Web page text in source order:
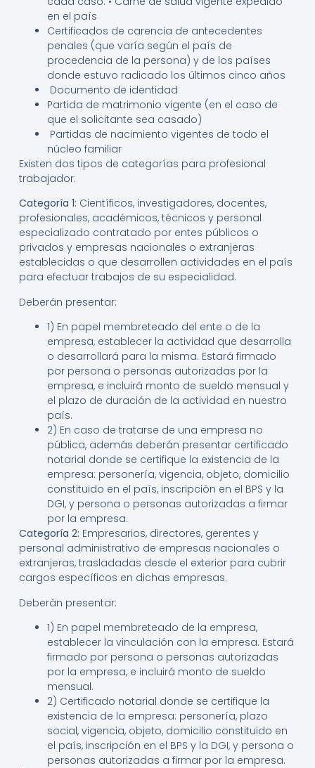
en el país
Certificados de carencia de antecedentes
penales (que varía según el país de
procedencia de la persona) y de los países
donde estuvo radicado los últimos cinco años
Documento de identidad
Partida de matrimonio vigente (en el caso de
que el solicitante sea casado)
Partidas de nacimiento vigentes de todo el
núcleo familiar
Existen dos tipos de categorías para profesional
trabajador:
Categoría 1: Científicos, investigadores, docentes,
profesionales, académicos, técnicos y personal
especializado contratado por entes públicos o
privados y empresas nacionales o extranjeras
establecidas o que desarrollen actividades en el país
para efectuar trabajos de su especialidad.
Deberán presentar:
1) En papel membreteado del ente o de la
empresa, establecer la actividad que desarrolla
o desarrollará para la misma. Estará firmado
por persona o personas autorizadas por la
empresa, e incluirá monto de sueldo mensual y
el plazo de duración de la actividad en nuestro
país.
2) En caso de tratarse de una empresa no
pública, además deberán presentar certificado
notarial donde se certifique la existencia de la
empresa: personería, vigencia, objeto, domicilio
constituido en el país, inscripción en el BPS y la
DGI, y persona o personas autorizadas a firmar
por la empresa.
Categoría 2: Empresarios, directores, gerentes y
personal administrativo de empresas nacionales o
extranjeras, trasladadas desde el exterior para cubrir
cargos específicos en dichas empresas.
Deberán presentar:
1) En papel membreteado de la empresa,
establecer la vinculación con la empresa. Estará
firmado por persona o personas autorizadas
por la empresa, e incluirá monto de sueldo
mensual.
2) Certificado notarial donde se certifique la
existencia de la empresa: personería, plazo
social, vigencia, objeto, domicilio constituido en
el país, inscripción en el BPS y la DGI, y persona o
personas autorizadas a firmar por la empresa.